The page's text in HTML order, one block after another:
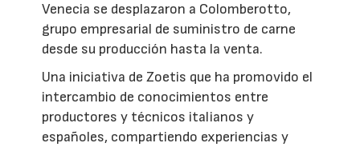
Venecia se desplazaron a Colomberotto,
grupo empresarial de suministro de carne
desde su producción hasta la venta.
Una iniciativa de Zoetis que ha promovido el
intercambio de conocimientos entre
productores y técnicos italianos y
españoles, compartiendo experiencias y